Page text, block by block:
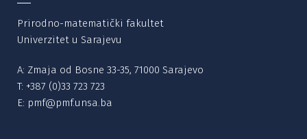
Prirodno-matematički fakultet
Univerzitet u Sarajevu
A: Zmaja od Bosne 33-35, 71000 Sarajevo
T: +387 (0)33 723 723
E: pmf@pmf.unsa.ba